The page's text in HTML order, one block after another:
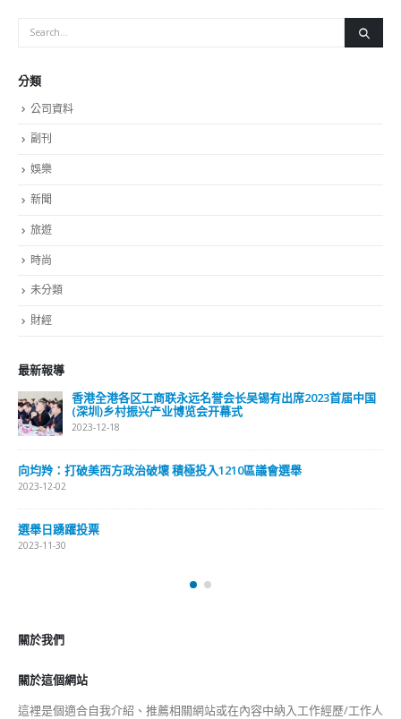
分類
公司資料
副刊
娛樂
新聞
旅遊
時尚
未分類
財經
最新報導
香港全港各区工商联永远名誉会长吴锡有出席2023首届中国
(深圳)乡村振兴产业博览会开幕式
2023-12-18
向均羚：打破美西方政治破壞 積極投入1210區議會選舉
2023-12-02
選舉日踴躍投票
2023-11-30
關於我們
關於這個網站
這裡是個適合自我介紹、推薦相關網站或在內容中納入工作經歷/工作人